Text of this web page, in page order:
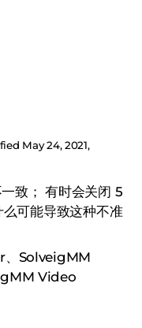
May 24, 2021,
致； 有时会关闭 5
可能导致这种不准
SolveigMM
Video